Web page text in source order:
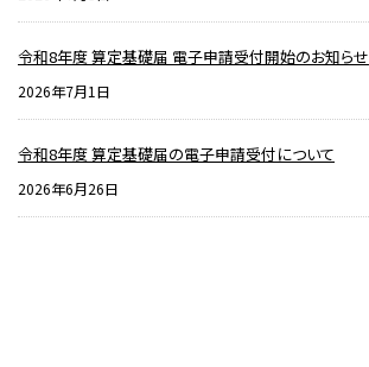
令和8年度 算定基礎届 電子申請受付開始のお知らせ
2026年7月1日
令和8年度 算定基礎届の電子申請受付について
2026年6月26日